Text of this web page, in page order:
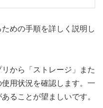
めの手順を詳しく説明し
から「ストレージ」また
用状況を確認します。一
ることが望ましいです。